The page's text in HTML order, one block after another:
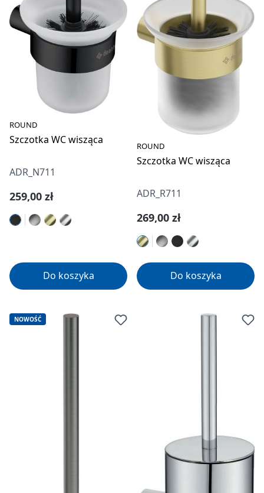
ROUND
Szczotka WC wisząca
ADR_N711
Cena regularna:
259,00 zł
Do koszyka
ROUND
Szczotka WC wisząca
ADR_R711
Cena regularna:
269,00 zł
Do koszyka
NOWOŚĆ